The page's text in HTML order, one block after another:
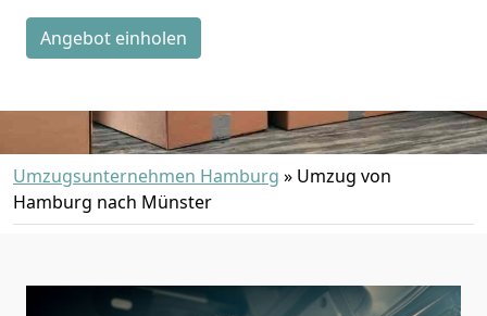
Angebot einholen
Umzugsunternehmen Hamburg » Umzug von
Hamburg nach Münster